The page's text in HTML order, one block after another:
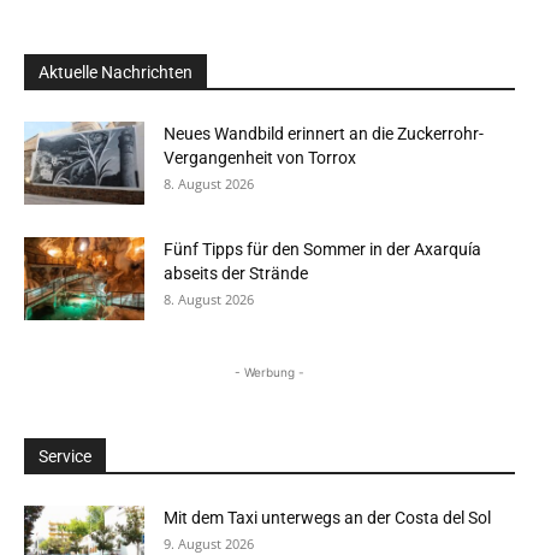
Aktuelle Nachrichten
Neues Wandbild erinnert an die Zuckerrohr-
Vergangenheit von Torrox
8. August 2026
Fünf Tipps für den Sommer in der Axarquía
abseits der Strände
8. August 2026
- Werbung -
Service
Mit dem Taxi unterwegs an der Costa del Sol
9. August 2026